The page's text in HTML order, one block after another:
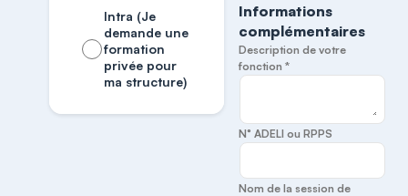
Intra (Je
demande une
formation
privée pour
ma structure)
Informations
complémentaires
Description de votre
fonction *
N° ADELI ou RPPS
Nom de la session de